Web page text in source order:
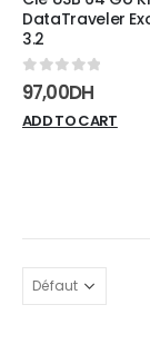
DataTraveler
3.2
0sur 5
97,00DH
ADD TO CART